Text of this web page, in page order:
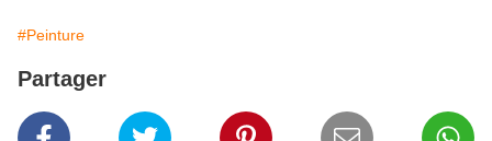
#Peinture
Partager